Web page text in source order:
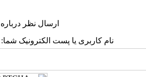
ارسال نظر
نام کاربری یا پست الکترونیک شما: